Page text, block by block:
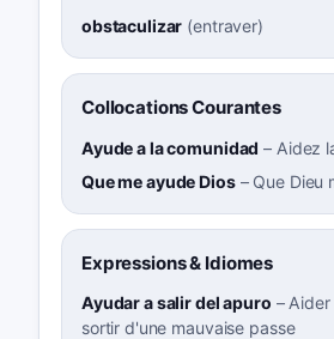
obstaculizar (entraver)
Collocations Courantes
Ayude a la comunidad – Aidez
Que me ayude Dios– Que Dieu
Expressions & Idiomes
Ayudar a salir del apuro – Aider
sortir d'une mauvaise passe